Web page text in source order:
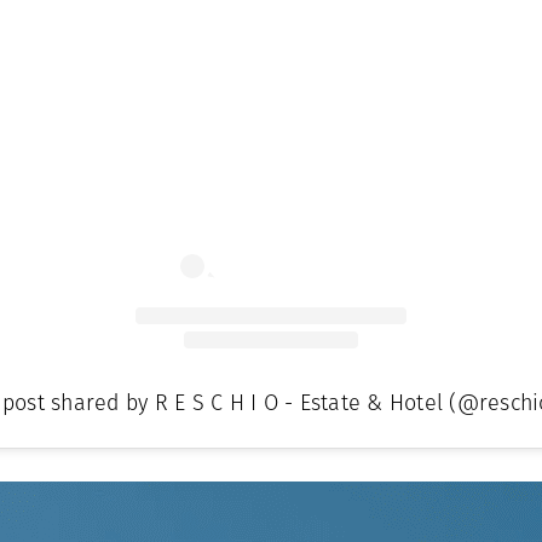
shared by R E S C H I O - Estate & Hotel